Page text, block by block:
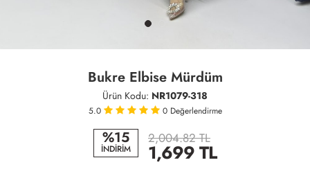
Bukre Elbise Mürdüm
Ürün Kodu: NR1079-318
5.0 0 Değerlendirme
%15
İNDİRİM
2,004.82 TL
1,699TL